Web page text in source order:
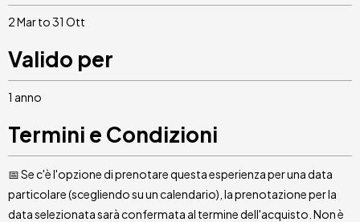
2 Mar to 31 Ott
Valido per
1 anno
Termini e Condizioni
📅 Se c'è l'opzione di prenotare questa esperienza per una data
particolare (scegliendo su un calendario), la prenotazione per la
data selezionata sarà confermata al termine dell'acquisto. Non è